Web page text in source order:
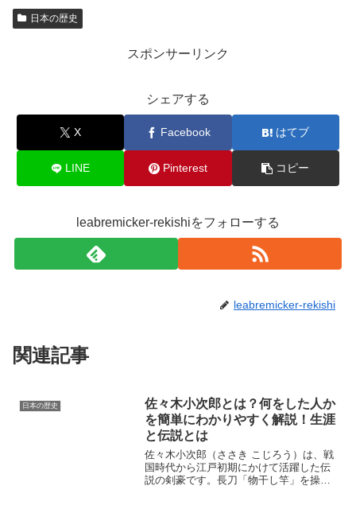
日本の歴史
スポンサーリンク
シェアする
X Facebook はてブ
LINE Pinterest コピー
leabremicker-rekishiをフォローする
leabremicker-rekishi
関連記事
日本の歴史
佐々木小次郎とは？何をした人か
を簡単にわかりやすく解説！生涯
と伝説とは
佐々木小次郎（ささき こじろう）は、戦
国時代から江戸初期にかけて活躍した伝
説の剣豪です。長刀「物干し竿」を操